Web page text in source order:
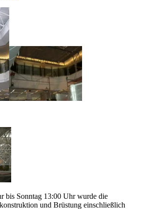
bis Sonntag 13:00 Uhr wurde die
und Brüstung einschließlich